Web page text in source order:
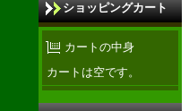
ショッピングカート
カートの中身
カートは空です。